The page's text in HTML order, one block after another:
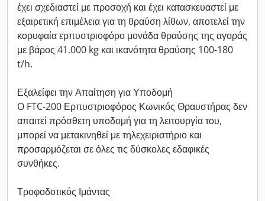
έχει σχεδιαστεί με προσοχή και έχει κατασκευαστεί με
εξαιρετική επιμέλεια για τη θραύση λίθων, αποτελεί την
κορυφαία ερπυστριοφόρο μονάδα θραύσης της αγοράς
με βάρος 41.000 kg και ικανότητα θραύσης 100-180
t/h.
Εξαλείφει την Απαίτηση για Υποδομή
O FTC-200 Ερπυστριοφόρος Κωνικός Θραυστήρας δεν
απαιτεί πρόσθετη υποδομή για τη λειτουργία του,
μπορεί να μετακινηθεί με τηλεχειριστήριο και
προσαρμόζεται σε όλες τις δύσκολες εδαφικές
συνθήκες.
Τροφοδοτικός Ιμάντας